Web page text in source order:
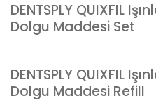
DENTSPLY QUIXFIL
Dolgu Maddesi Set
DENTSPLY QUIXFIL
Dolgu Maddesi Refill